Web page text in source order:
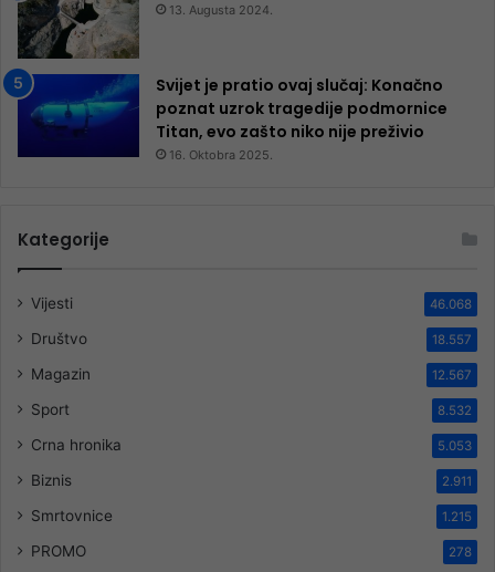
13. Augusta 2024.
Svijet je pratio ovaj slučaj: Konačno
poznat uzrok tragedije podmornice
Titan, evo zašto niko nije preživio
16. Oktobra 2025.
Kategorije
Vijesti 46.068
Društvo 18.557
Magazin 12.567
Sport 8.532
Crna hronika 5.053
Biznis 2.911
Smrtovnice 1.215
PROMO 278